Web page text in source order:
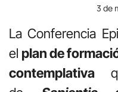
3 de
La Conferencia
el plan de
contemplativa